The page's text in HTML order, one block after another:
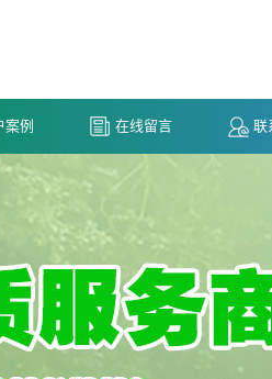
案例 在线留言 联